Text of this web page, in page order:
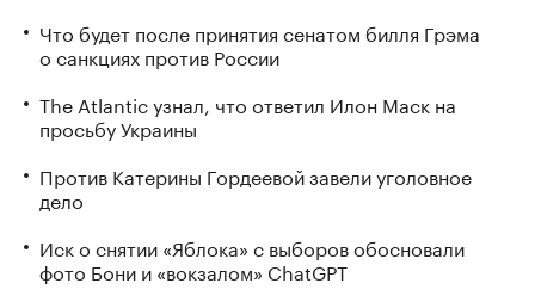
Что будет после принятия сенатом билля Грэма
о санкциях против России
The Atlantic узнал, что ответил Илон Маск на
просьбу Украины
Против Катерины Гордеевой завели уголовное
дело
Иск о снятии «Яблока» с выборов обосновали
фото Бони и «вокзалом» ChatGPT